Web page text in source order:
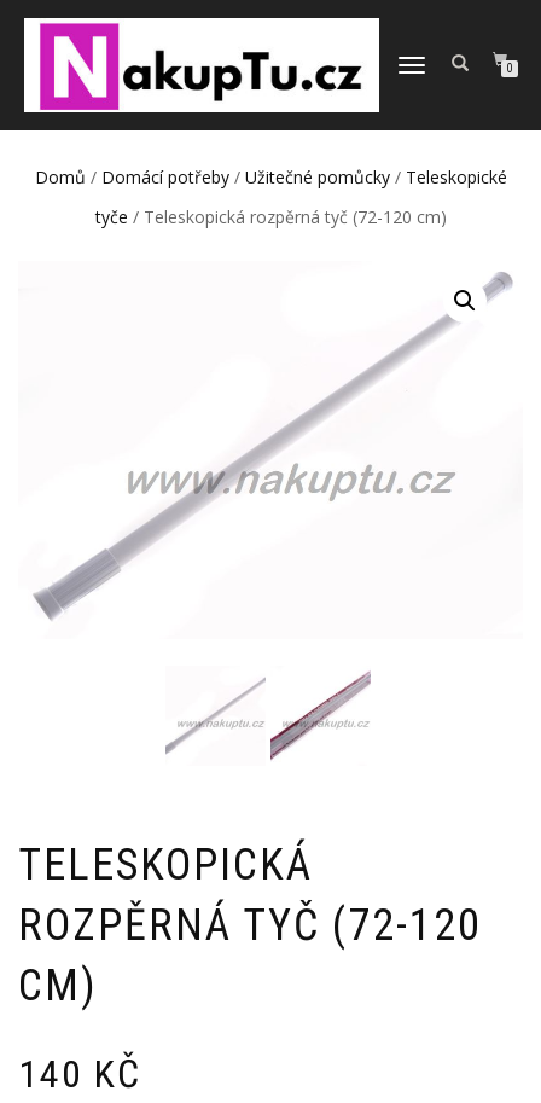
PŘEPNOUT
0
Domů / Domácí potřeby/ Užitečné pomůcky/ Teleskopické
tyče / Teleskopická rozpěrná tyč (72-120 cm)
TELESKOPICKÁ
ROZPĚRNÁ TYČ (72-120
CM)
140 KČ